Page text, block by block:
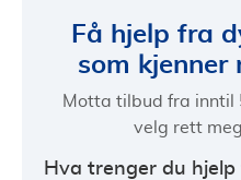
Få hjelp fra
som
Motta tilbud fra inntil
velg rett
Hva trenger du hjelp